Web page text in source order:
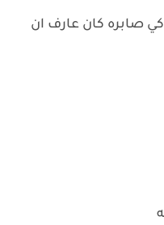
صابره كان عارف ان